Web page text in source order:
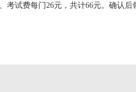
试费每门26元，共计66元。确认后